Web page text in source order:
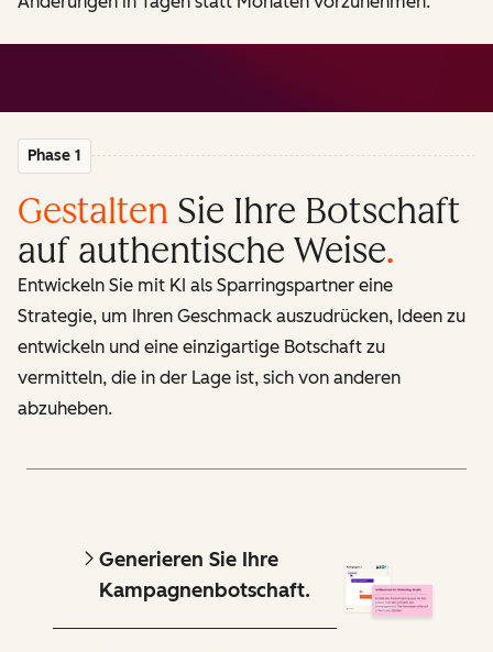
Phase 1
Gestalten Sie Ihre Botschaft
auf authentische Weise.
Entwickeln Sie mit KI als Sparringspartner eine
Strategie, um Ihren Geschmack auszudrücken, Ideen zu
entwickeln und eine einzigartige Botschaft zu
vermitteln, die in der Lage ist, sich von anderen
abzuheben.
Generieren Sie Ihre
Kampagnenbotschaft.